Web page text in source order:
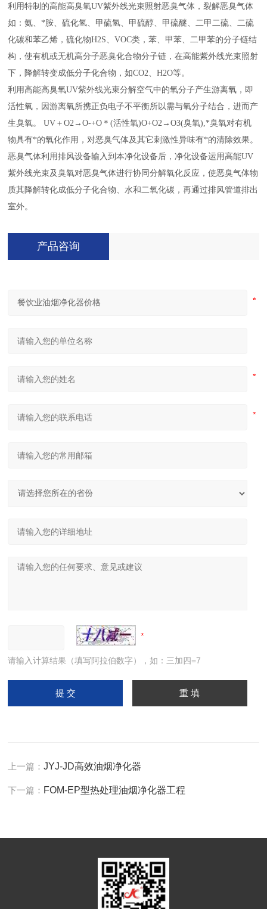
利用特制的高能高臭氧UV紫外线光束照射恶臭气体，裂解恶臭气体
如：氨、*胺、硫化氢、甲硫氢、甲硫醇、甲硫醚、二甲二硫、二硫
化碳和苯乙烯，硫化物H2S、VOC类，苯、甲苯、二甲苯的分子链结
构，使有机或无机高分子恶臭化合物分子链，在高能紫外线光束照射
下，降解转变成低分子化合物，如CO2、H2O等。
利用高能高臭氧UV紫外线光束分解空气中的氧分子产生游离氧，即
活性氧，因游离氧所携正负电子不平衡所以需与氧分子结合，进而产
生臭氧。 UV＋O2→O-+O＊(活性氧)O+O2→O3(臭氧),*臭氧对有机
物具有*的氧化作用，对恶臭气体及其它刺激性异味有*的清除效果。
恶臭气体利用排风设备输入到本净化设备后，净化设备运用高能UV
紫外线光束及臭氧对恶臭气体进行协同分解氧化反应，使恶臭气体物
质其降解转化成低分子化合物、水和二氧化碳，再通过排风管道排出
室外。
产品咨询
请输入计算结果（填写阿拉伯数字），如：三加四=7
上一篇：JYJ-JD高效油烟净化器
下一篇： FOM-EP型热处理油烟净化器工程